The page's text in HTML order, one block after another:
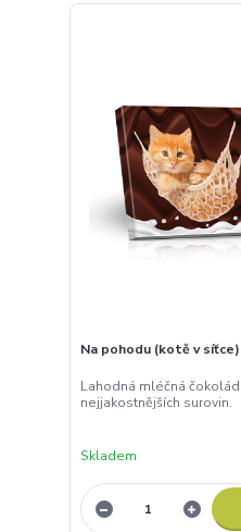
Na pohodu (kotě v
Lahodná mléčná
nejjakostnějších surovin.
Skladem